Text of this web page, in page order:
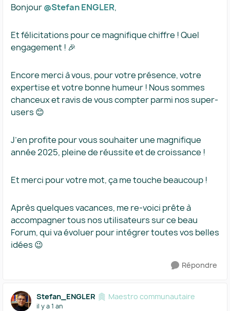
Bonjour ​@Stefan ENGLER,
Et félicitations pour ce magnifique chiffre ! Quel
engagement ! 🎉
Encore merci à vous, pour votre présence, votre
expertise et votre bonne humeur ! Nous sommes
chanceux et ravis de vous compter parmi nos super-
users 😊
J’en profite pour vous souhaiter une magnifique
année 2025, pleine de réussite et de croissance !
Et merci pour votre mot, ça me touche beaucoup !
Après quelques vacances, me re-voici prête à
accompagner tous nos utilisateurs sur ce beau
Forum, qui va évoluer pour intégrer toutes vos belles
idées 😉
Répondre
Stefan_ENGLER Maestro communautaire
il y a 1 an